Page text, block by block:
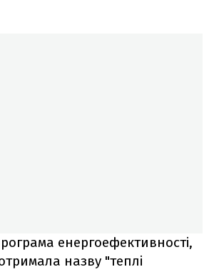
енергоефективності,
назву "теплі